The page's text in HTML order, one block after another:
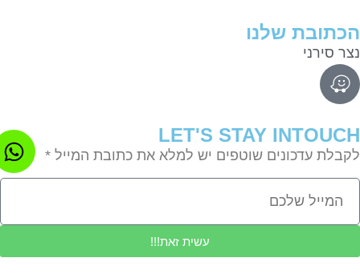
שלנו
סירני
LET'S STAY
עדכונים שוטפים יש למלא את כתובת המייל *
עשית זאת!!!